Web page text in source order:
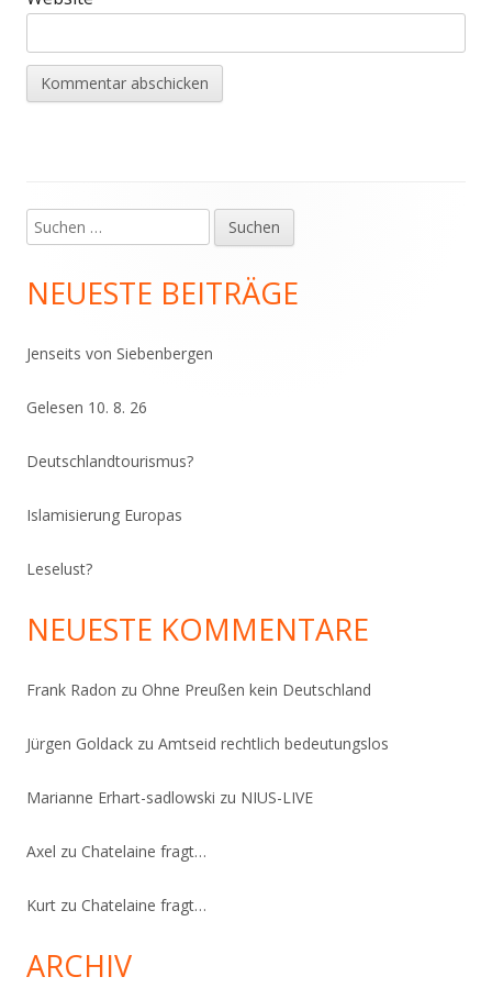
Haupt-
Seitenleiste
Suchen
nach:
NEUESTE BEITRÄGE
Jenseits von Siebenbergen
Gelesen 10. 8. 26
Deutschlandtourismus?
Islamisierung Europas
Leselust?
NEUESTE KOMMENTARE
Frank Radon zu Ohne Preußen kein Deutschland
Jürgen Goldack zu Amtseid rechtlich bedeutungslos
Marianne Erhart-sadlowski zu NIUS-LIVE
Axel zu Chatelaine fragt…
Kurt zu Chatelaine fragt…
ARCHIV